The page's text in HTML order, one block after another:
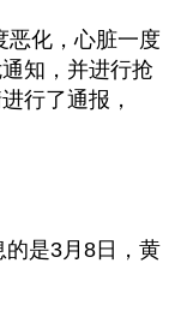
恶化，心脏一度
知，并进行抢
行了通报，
是3月8日，黄